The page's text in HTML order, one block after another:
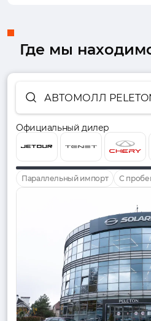
Где мы
АВТОМОЛЛ
Официальный дилер
Параллельный импорт С